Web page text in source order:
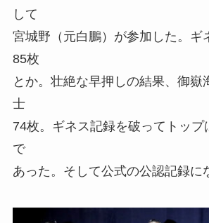
して
宮城野（元白鵬）が参加した。ギ
85枚
とか。壮絶な早押しの結果、御嶽
士
74枚。ギネス記録を破ってトップ
で
あった。そして公式の公認記録に